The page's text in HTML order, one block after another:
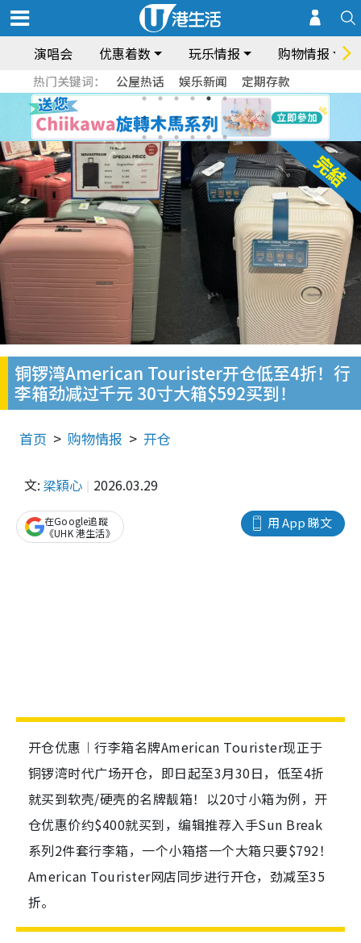
演唱会 优惠着数 玩乐情报 购物情报
热门关键词： 公屋热话 娱乐新闻 定期存款
铜锣湾American Tourister开仓低至4折！行
李箱劲减过千元 30寸大箱$592买到！
首页 购物情报 开仓
文: 梁穎心 2026.03.29
用 App 睇文
在Google追蹤
《UHK 港生活》
开仓优惠︱行李箱名牌American Tourister现正于
铜锣湾时代广场开仓，即日起至3月30日，低至4折
就买到软壳/硬壳的名牌靓箱！以20寸小箱为例，开
仓优惠价约$400就买到，编辑推荐入手Sun Break
系列2件套行李箱，一个小箱搭一个大箱只要$792！
American Tourister网店同步进行开仓，劲减至35
折。